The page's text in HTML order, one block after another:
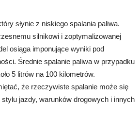
słynie z niskiego spalania paliwa.
silnikowi i zoptymalizowanej
osiąga imponujące wyniki pod
Średnie spalanie paliwa w przypadku
5 litrów na 100 kilometrów.
że rzeczywiste spalanie może się
jazdy, warunków drogowych i innych